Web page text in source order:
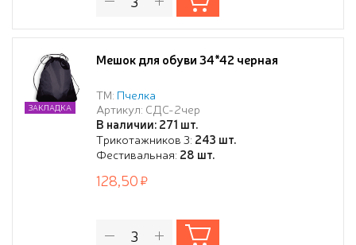
Мешок для обуви 34*42 черная
ТМ: Пчелка
Артикул: СДС-2чер
В наличии: 271 шт.
Трикотажников 3: 243 шт.
Фестивальная: 28 шт.
ЗАКЛАДКА
128,50